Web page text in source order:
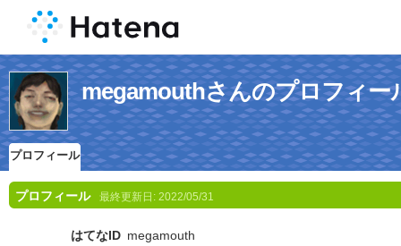
megamouthさんのプロフィー
プロフィール
プロフィール 最終更新日: 2022/05/31
はてなID megamouth